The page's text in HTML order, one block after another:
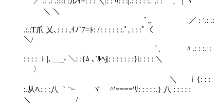
＼ ＼
ﾟ,. ／ : ′.: .:
.:.:T爪 乂､: : : ,ｲﾉ`7=ﾄ: /|: : : : : :.ﾟ, : : :ﾟ〈
＼/
゜、 〃.: : :.| :
: : : : ｉ|､＿_- ＼: :{ﾑ ､′ﾙﾍj|: : : : : : :}i: : : : ＼
〉
＼ ｉ{: : :
:.从ﾊ.: : :八 ｀¨~ ヾ ^'===='ﾘ: : : : :.} 八 : : : : :
＼ /